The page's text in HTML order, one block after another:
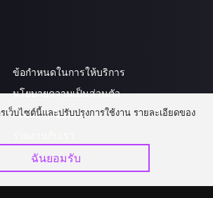
ข้อกำหนดในการให้บริการ
นโยบายความเป็นส่วนตัว
ส่งผลงานของคุณ
เว็บไซต์นี้และปรับปรุงการใช้งาน รายละเอียดของ
ฉันยอมรับ